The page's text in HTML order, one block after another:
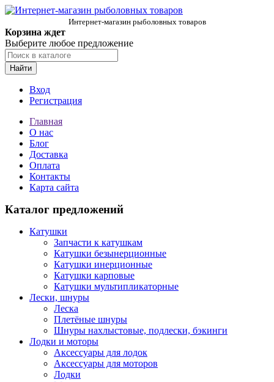
Интернет-магазин рыболовных товаров
Корзина ждет
Выберите любое предложение
Найти
Вход
Регистрация
Главная
О нас
Блог
Доставка
Оплата
Контакты
Карта сайта
Каталог предложений
Катушки
Запчасти к катушкам
Катушки безынерционные
Катушки инерционные
Катушки карповые
Катушки мультипликаторные
Лески, шнуры
Леска
Плетёные шнуры
Шнуры нахлыстовые, подлески, бэкинги
Лодки и моторы
Аксессуары для лодок
Аксессуары для моторов
Лодки